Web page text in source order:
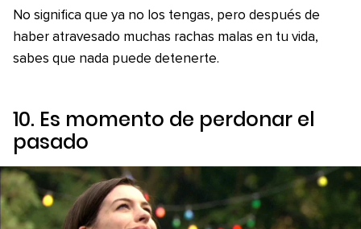
No significa que ya no los tengas, pero después de
haber atravesado muchas rachas malas en tu vida,
sabes que nada puede detenerte.
10. Es momento de perdonar el
pasado